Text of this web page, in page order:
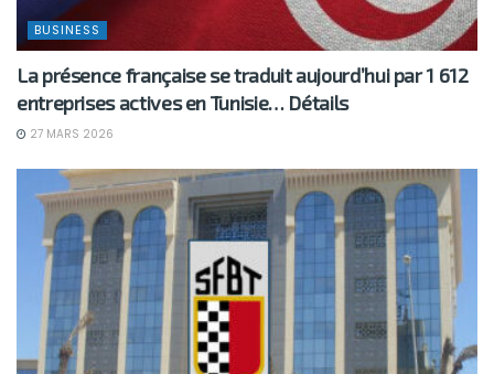
BUSINESS
La présence française se traduit aujourd’hui par 1 612
entreprises actives en Tunisie… Détails
27 MARS 2026